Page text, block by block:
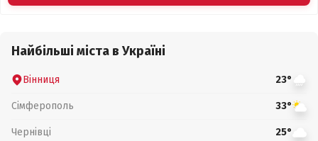
Найбільші міста в Україні
Вінниця 23°
Сімферополь 33°
Чернівці 25°